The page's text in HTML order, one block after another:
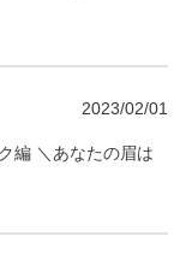
2023/02/01
編 ＼あなたの眉は